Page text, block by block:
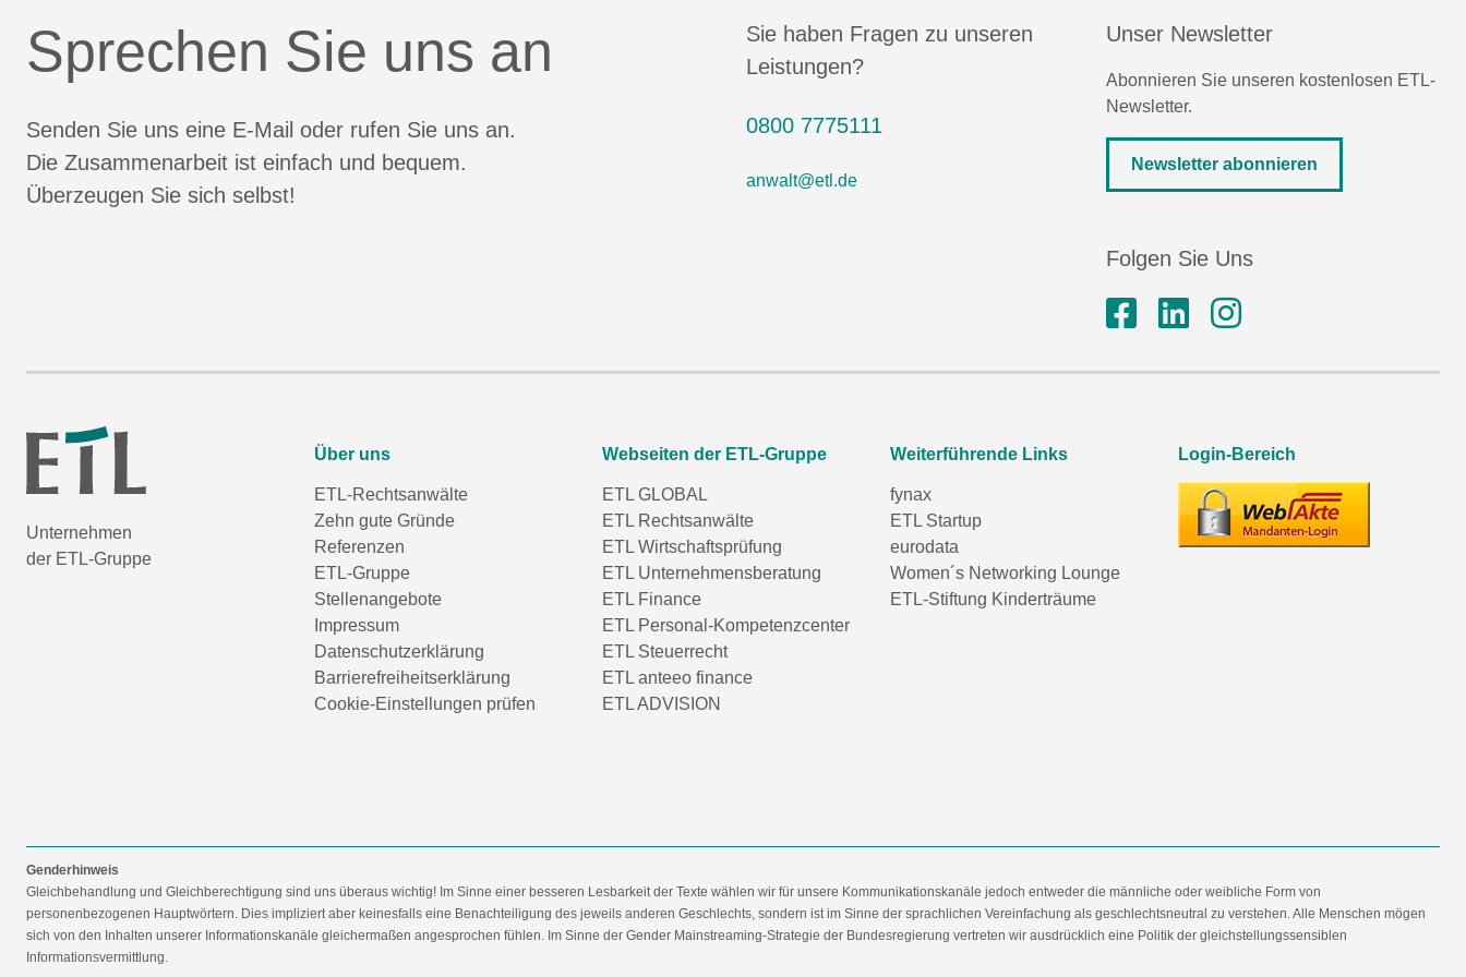
Sprechen Sie uns an
Senden Sie uns eine E-Mail oder rufen Sie uns an.
Die Zusammenarbeit ist einfach und bequem.
Überzeugen Sie sich selbst!
Sie haben Fragen zu unseren
Leistungen?
0800 7775111
anwalt@etl.de
Unser Newsletter
Abonnieren Sie unseren kostenlosen ETL-
Newsletter.
Newsletter abonnieren
Folgen Sie Uns
Unternehmen
der ETL-Gruppe
Über uns
ETL-Rechtsanwälte
Zehn gute Gründe
Referenzen
ETL-Gruppe
Stellenangebote
Impressum
Datenschutzerklärung
Barrierefreiheitserklärung
Cookie-Einstellungen prüfen
Webseiten der ETL-Gruppe
ETL GLOBAL
ETL Rechtsanwälte
ETL Wirtschaftsprüfung
ETL Unternehmensberatung
ETL Finance
ETL Personal-Kompetenzcenter
ETL Steuerrecht
ETL anteeo finance
ETL ADVISION
Weiterführende Links
fynax
ETL Startup
eurodata
Women´s Networking Lounge
ETL-Stiftung Kinderträume
Login-Bereich
Genderhinweis
Gleichbehandlung und Gleichberechtigung sind uns überaus wichtig! Im Sinne einer besseren Lesbarkeit der Texte wählen wir für unsere Kommunikationskanäle jedoch entweder die männliche oder weibliche Form von
personenbezogenen Hauptwörtern. Dies impliziert aber keinesfalls eine Benachteiligung des jeweils anderen Geschlechts, sondern ist im Sinne der sprachlichen Vereinfachung als geschlechtsneutral zu verstehen. Alle Menschen mögen
sich von den Inhalten unserer Informationskanäle gleichermaßen angesprochen fühlen. Im Sinne der Gender Mainstreaming-Strategie der Bundesregierung vertreten wir ausdrücklich eine Politik der gleichstellungssensiblen
Informationsvermittlung.